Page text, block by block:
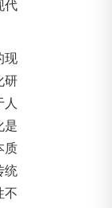
代
现
研
是
质
统
不